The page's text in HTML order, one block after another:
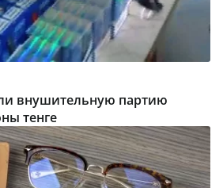
внушительную партию
тенге